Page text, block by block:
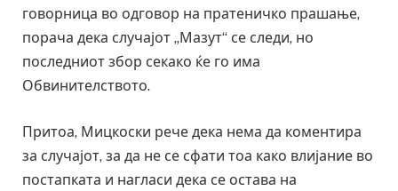
говорница во одговор на пратеничко прашање,
порача дека случајот „Мазут“ се следи, но
последниот збор секако ќе го има
Обвинителството.
Притоа, Мицкоски рече дека нема да коментира
за случајот, за да не се сфати тоа како влијание во
постапката и нагласи дека се остава на